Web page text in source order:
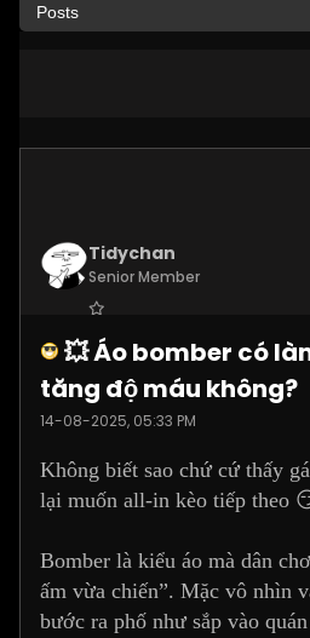
Tidychan
Senior Member
Join Date:
Posts:1248
💥 Áo bomber có
tăng độ máu không?
14-08-2025, 05:33 PM
Không biết sao chứ cứ thấy
lại muốn all-in kèo tiếp theo
Bomber là kiểu áo mà dân
ấm vừa chiến”. Mặc vô nhìn
bước ra phố như sắp vào